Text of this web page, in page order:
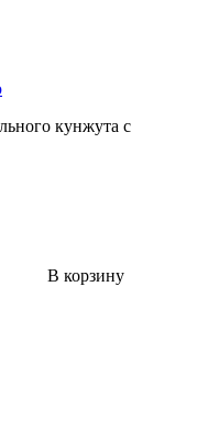
кунжута с
В корзину